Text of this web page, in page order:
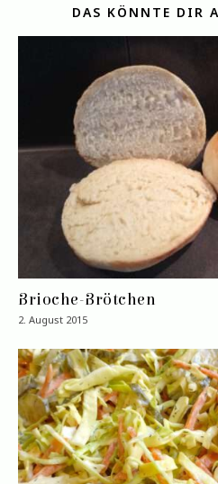
DAS KÖNNTE DIR
Brioche-Brötchen
2. August 2015